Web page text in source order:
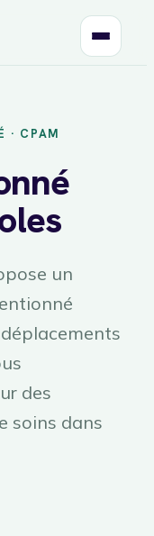
· CPAM
un
des
soins dans